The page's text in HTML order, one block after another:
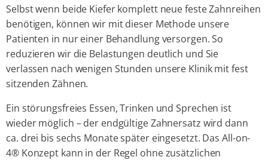
Selbst wenn beide Kiefer komplett neue feste Zahnreihen
benötigen, können wir mit dieser Methode unsere
Patienten in nur einer Behandlung versorgen. So
reduzieren wir die Belastungen deutlich und Sie
verlassen nach wenigen Stunden unsere Klinik mit fest
sitzenden Zähnen.
Ein störungsfreies Essen, Trinken und Sprechen ist
wieder möglich – der endgültige Zahnersatz wird dann
ca. drei bis sechs Monate später eingesetzt. Das All-on-
4® Konzept kann in der Regel ohne zusätzlichen